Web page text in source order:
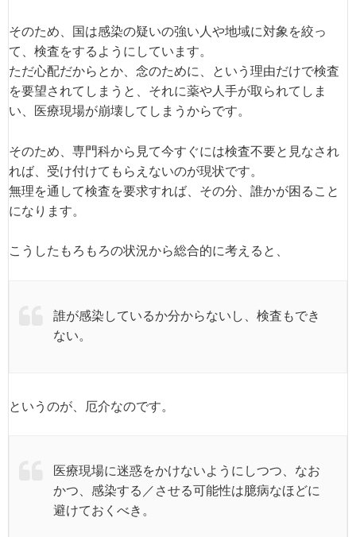
そのため、国は感染の疑いの強い人や地域に対象を絞っ
て、検査をするようにしています。
ただ心配だからとか、念のために、という理由だけで検査
を要望されてしまうと、それに薬や人手が取られてしま
い、医療現場が崩壊してしまうからです。
そのため、専門科から見て今すぐには検査不要と見なされ
れば、受け付けてもらえないのが現状です。
無理を通して検査を要求すれば、その分、誰かが困ること
になります。
こうしたもろもろの状況から総合的に考えると、
誰が感染しているか分からないし、検査もでき
ない。
というのが、厄介なのです。
医療現場に迷惑をかけないようにしつつ、なお
かつ、感染する／させる可能性は臆病なほどに
避けておくべき。